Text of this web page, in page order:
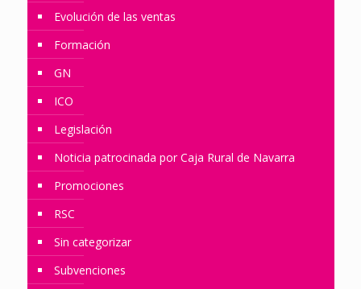
Evolución de las ventas
Formación
GN
ICO
Legislación
Noticia patrocinada por Caja Rural de Navarra
Promociones
RSC
Sin categorizar
Subvenciones